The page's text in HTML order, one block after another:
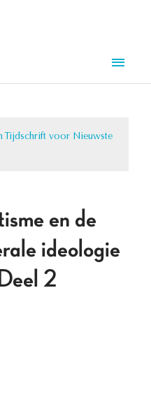
Tijdschrift voor Nieuwste
en de
ideologie
2